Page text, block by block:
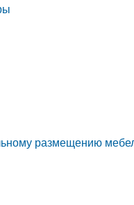
размещению